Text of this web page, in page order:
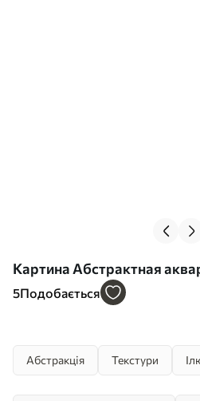
Картина Абстрактная
Арт. s36151
5Подобається
Абстракція Текстури